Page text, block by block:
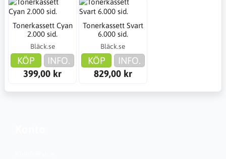
Tonerkassett Cyan
2.000 sid.
Bläck.se
KÖP
INFO.
399,00 kr
Tonerkassett Svart
6.000 sid.
Bläck.se
KÖP
INFO.
829,00 kr